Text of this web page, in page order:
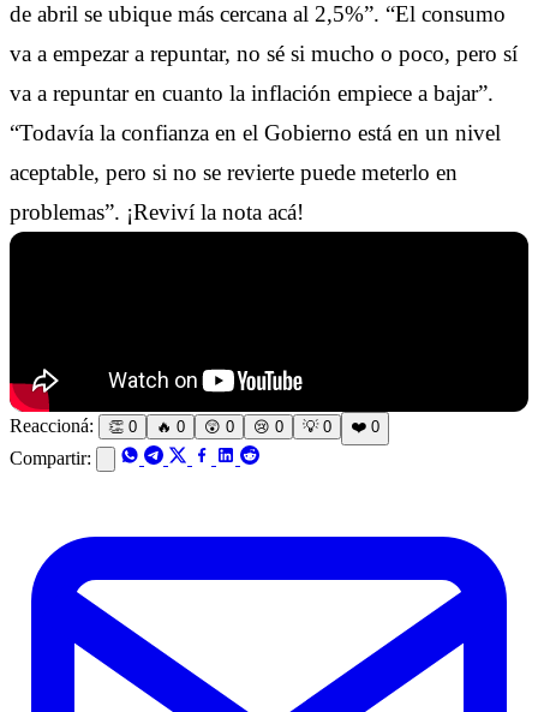
de abril se ubique más cercana al 2,5%”. “El consumo
va a empezar a repuntar, no sé si mucho o poco, pero sí
va a repuntar en cuanto la inflación empiece a bajar”.
“Todavía la confianza en el Gobierno está en un nivel
aceptable, pero si no se revierte puede meterlo en
problemas”. ¡Reviví la nota acá!
Reaccioná: 👏 0 🔥 0 😲 0 😢 0 💡 0 ❤️ 0
Compartir: